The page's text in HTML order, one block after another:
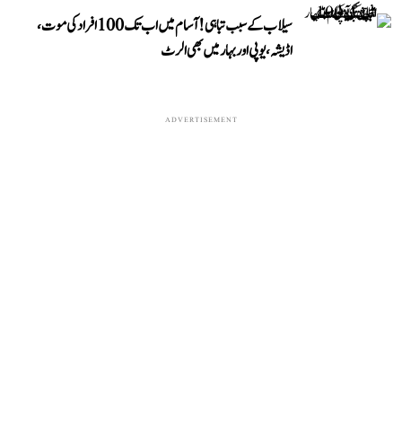
سیلاب کے سبب تباہی! آسام میں اب تک 100 افراد کی موت،
اڈیشہ، یوپی اور بہار میں بھی الرٹ
ADVERTISEMENT